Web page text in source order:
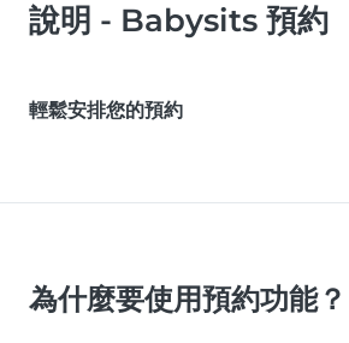
說明 - Babysits 預約
輕鬆安排您的預約
為什麼要使用預約功能？